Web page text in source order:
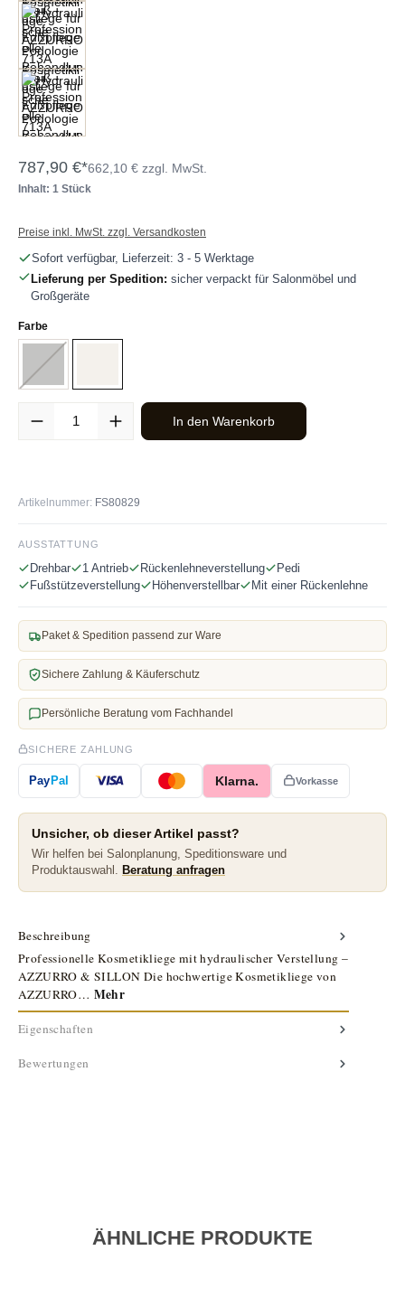
787,90 €*662,10 € zzgl. MwSt.
Inhalt: 1 Stück
Preise inkl. MwSt. zzgl. Versandkosten
Sofort verfügbar, Lieferzeit: 3 - 5 Werktage
Lieferung per Spedition: sicher verpackt für Salonmöbel und
Großgeräte
Farbeauswählen
Grau
(Diese Option ist zurzeit nicht verfügbar.)
Produkt Anzahl: Gib den gewünschten Wert ein oder benutze die
In den Warenkorb
Artikelnummer: FS80829
AUSSTATTUNG
Drehbar 1 Antrieb Rückenlehneverstellung
Pedi
Fußstützeverstellung
Höhenverstellbar Mit einer Rückenlehne
Paket & Spedition passend zur Ware
Sichere Zahlung & Käuferschutz
Persönliche Beratung vom Fachhandel
SICHERE ZAHLUNG
PayPal Klarna. Vorkasse
Unsicher, ob dieser Artikel passt?
Wir helfen bei Salonplanung, Speditionsware und
Produktauswahl.
Beratung anfragen
Beschreibung
Professionelle Kosmetikliege mit hydraulischer Verstellung –
AZZURRO & SILLON Die hochwertige Kosmetikliege von
AZZURRO… Mehr
Eigenschaften
Bewertungen
ÄHNLICHE PRODUKTE